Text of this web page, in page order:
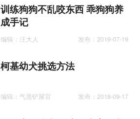
训练狗狗不乱咬东西 乖狗狗养
成手记
编辑：汪大人 发布：2019-07-19
柯基幼犬挑选方法
编辑：气质铲屎官 发布：2018-09-17